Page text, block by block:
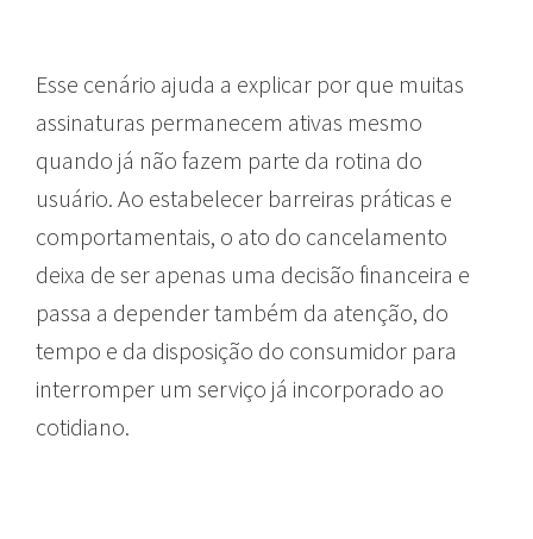
Esse cenário ajuda a explicar por que muitas
assinaturas permanecem ativas mesmo
quando já não fazem parte da rotina do
usuário. Ao estabelecer barreiras práticas e
comportamentais, o ato do cancelamento
deixa de ser apenas uma decisão financeira e
passa a depender também da atenção, do
tempo e da disposição do consumidor para
interromper um serviço já incorporado ao
cotidiano.